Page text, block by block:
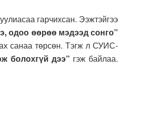
гарчихсан. Ээжтэйгээ
одоо өөрөө мэдээд сонго”
санаа төрсөн. Тэгж л СУИС-
болохгүй дээ” гэж байлаа.